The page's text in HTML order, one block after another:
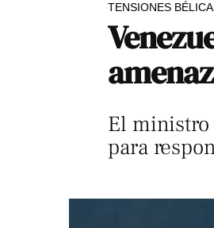
TENSIONES
El ministro
para